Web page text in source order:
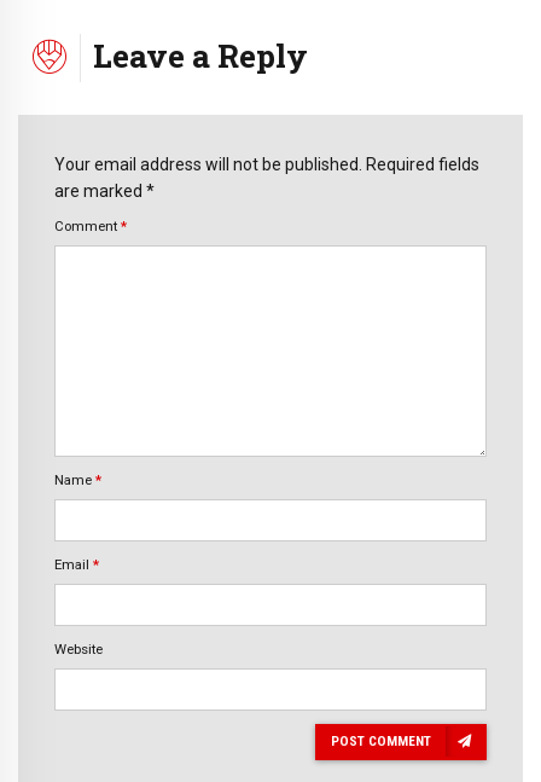
Leave a Reply
Your email address will not be published. Required fields
are marked *
Comment *
Name *
Email *
Website
POST COMMENT